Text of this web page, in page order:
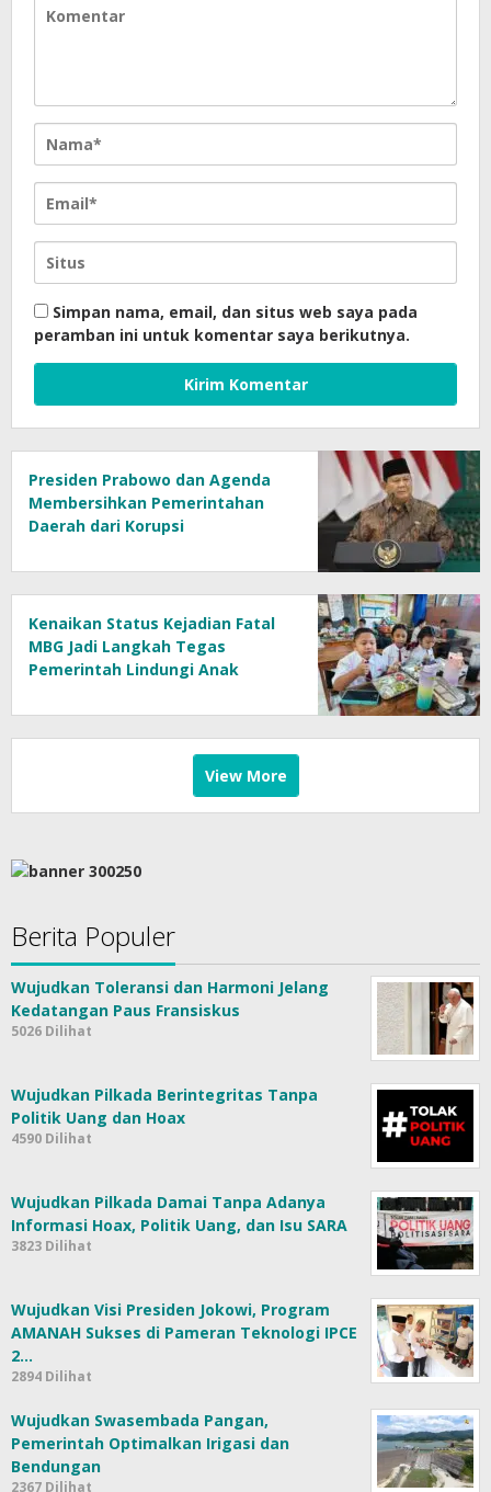
Simpan nama, email, dan situs web saya pada
peramban ini untuk komentar saya berikutnya.
Presiden Prabowo dan Agenda
Membersihkan Pemerintahan
Daerah dari Korupsi
Kenaikan Status Kejadian Fatal
MBG Jadi Langkah Tegas
Pemerintah Lindungi Anak
View More
Berita Populer
Wujudkan Toleransi dan Harmoni Jelang
Kedatangan Paus Fransiskus
5026 Dilihat
Wujudkan Pilkada Berintegritas Tanpa
Politik Uang dan Hoax
4590 Dilihat
Wujudkan Pilkada Damai Tanpa Adanya
Informasi Hoax, Politik Uang, dan Isu SARA
3823 Dilihat
Wujudkan Visi Presiden Jokowi, Program
AMANAH Sukses di Pameran Teknologi IPCE
2…
2894 Dilihat
Wujudkan Swasembada Pangan,
Pemerintah Optimalkan Irigasi dan
Bendungan
2367 Dilihat